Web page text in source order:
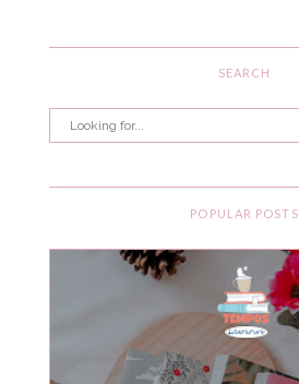
SEARCH
POPULAR POSTS